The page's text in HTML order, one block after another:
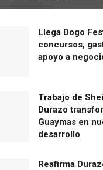
Llega Dogo
concursos,
apoyo a
Trabajo de
Durazo
Guaymas en
desarrollo
Reafirma